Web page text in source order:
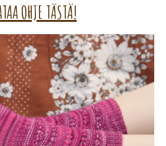
OHJE TÄSTÄ!